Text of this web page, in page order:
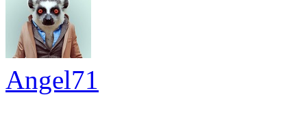
Angel71